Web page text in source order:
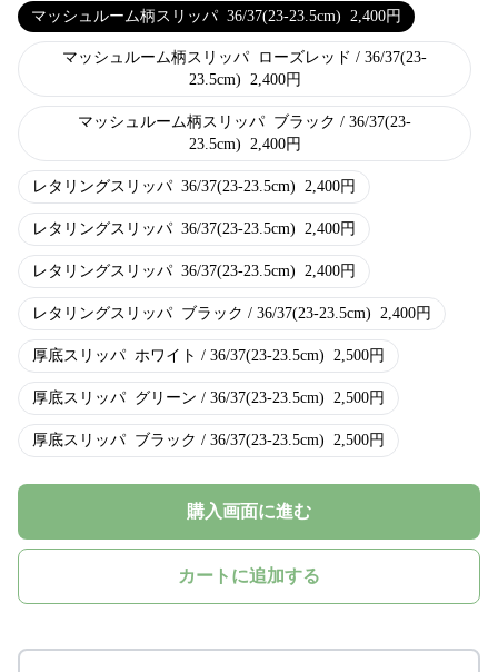
マッシュルーム柄スリッパ 36/37(23-23.5cm) 2,400円
マッシュルーム柄スリッパ
ローズレッド / 36/37(23-
23.5cm) 2,400円
マッシュルーム柄スリッパ ブラック / 36/37(23-
23.5cm) 2,400円
レタリングスリッパ 36/37(23-23.5cm) 2,400円
レタリングスリッパ 36/37(23-23.5cm) 2,400円
レタリングスリッパ 36/37(23-23.5cm) 2,400円
レタリングスリッパ ブラック / 36/37(23-23.5cm) 2,400円
厚底スリッパ ホワイト / 36/37(23-23.5cm) 2,500円
厚底スリッパ グリーン / 36/37(23-23.5cm) 2,500円
厚底スリッパ ブラック / 36/37(23-23.5cm) 2,500円
購入画面に進む
カートに追加する